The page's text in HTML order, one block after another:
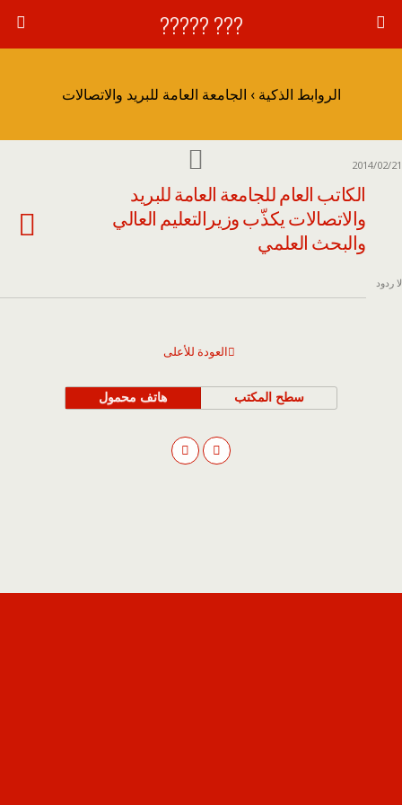
??? ?????
الروابط الذكية › الجامعة العامة للبريد والاتصالات
2014/02/21
الكاتب العام للجامعة العامة للبريد
والاتصالات يكذّب وزيرالتعليم العالي
والبحث العلمي
لا ردود
العودة للأعلى
هاتف محمول سطح المكتب